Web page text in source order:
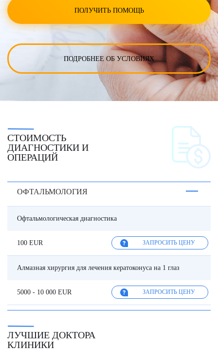
ПОЛУЧИТЬ ПОМОЩЬ
ПОДРОБНЕЕ ОБ УСЛОВИЯХ
СТОИМОСТЬ
ДИАГНОСТИКИ И
ОПЕРАЦИЙ
ОФТАЛЬМОЛОГИЯ
Офтальмологическая диагностика
100 EUR ЗАПРОСИТЬ ЦЕНУ
Алмазная хирургия для лечения кератоконуса на 1 глаз
5000 - 10 000 EUR ЗАПРОСИТЬ ЦЕНУ
ЛУЧШИЕ ДОКТОРА
КЛИНИКИ